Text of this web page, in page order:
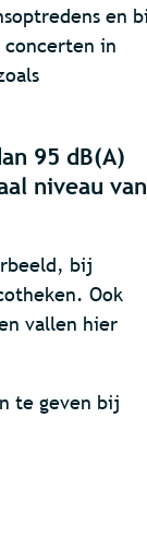
en
in
95 dB(A)
niveau van
bij
Ook
vallen hier
te geven bij